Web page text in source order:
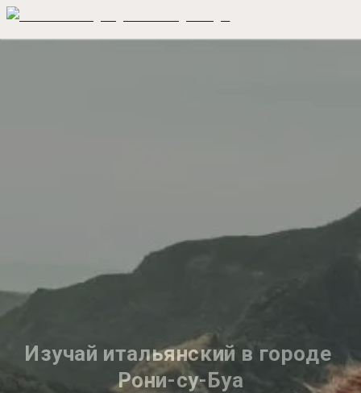
Изучай итальянский в городе
Рони-су-Буа